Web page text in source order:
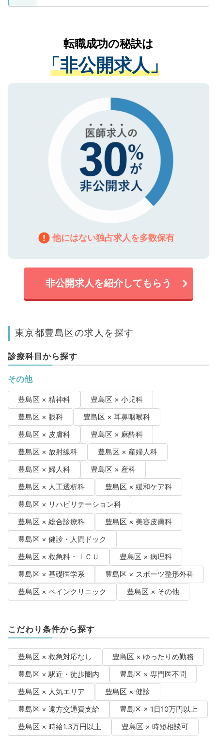
ているすべての個人データはご本人の許可
は、個人情報の取り扱いについての厳密な
管理基準を満たした事業者のみに付与され
る、プライバシーマークを取得済みです。
で、機密保持に関してもご安心ください。
かがいして、現在の医療機関の状況や紹介
経験をまじえながら、適切なアドバイスを
させていただきます。すぐにご転職をされ
ない方には、長期的なサポートが可能です
ので、まずはご登録ください。
転職成功の秘訣は
「非公開求人」
他にはない独占求人を多数保有
非公開求人を紹介してもらう
東京都豊島区の求人を探す
診療科目から探す
その他
豊島区 × 精神科
豊島区 × 小児科
豊島区 × 眼科
豊島区 × 耳鼻咽喉科
豊島区 × 皮膚科
豊島区 × 麻酔科
豊島区 × 放射線科
豊島区 × 産婦人科
豊島区 × 婦人科
豊島区 × 産科
豊島区 × 人工透析科
豊島区 × 緩和ケア科
豊島区 × リハビリテーション科
豊島区 × 総合診療科
豊島区 × 美容皮膚科
豊島区 × 健診・人間ドック
豊島区 × 救急科・ＩＣＵ
豊島区 × 病理科
豊島区 × 基礎医学系
豊島区 × スポーツ整形外科
豊島区 × ペインクリニック
豊島区 × その他
こだわり条件から探す
豊島区 × 救急対応なし
豊島区 × ゆったりめ勤務
豊島区 × 駅近・徒歩圏内
豊島区 × 専門医不問
豊島区 × 人気エリア
豊島区 × 健診
豊島区 × 遠方交通費支給
豊島区 × 1日10万円以上
豊島区 × 時給1.3万円以上
豊島区 × 時短相談可